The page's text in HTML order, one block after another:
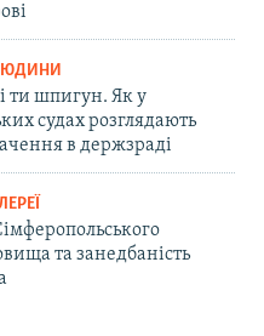
ти шпигун. Як у
судах розглядають
в держзраді
та занедбаність